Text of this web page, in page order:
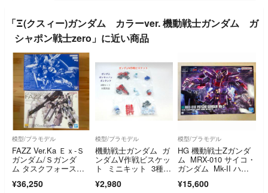
「Ξ(クスィー)ガンダム カラーver. 機動戦士ガンダム ガ
シャポン戦士zero」に近い商品
模型/プラモデル
FAZZ Ver.Ka Ｅｘ-Ｓ
ガンダム/Ｓガンダ
ム タスクフォース
¥36,250
模型/プラモデル
機動戦士ガンダム ガ
ンダムV作戦ビスケッ
ト ミニキット 3種セ
キャノン ガンタン
¥2,980
模型/プラモデル
HG 機動戦士Zガンダ
ム MRX-010 サイコ・
ガンダム Mk-II ハイ
¥15,600